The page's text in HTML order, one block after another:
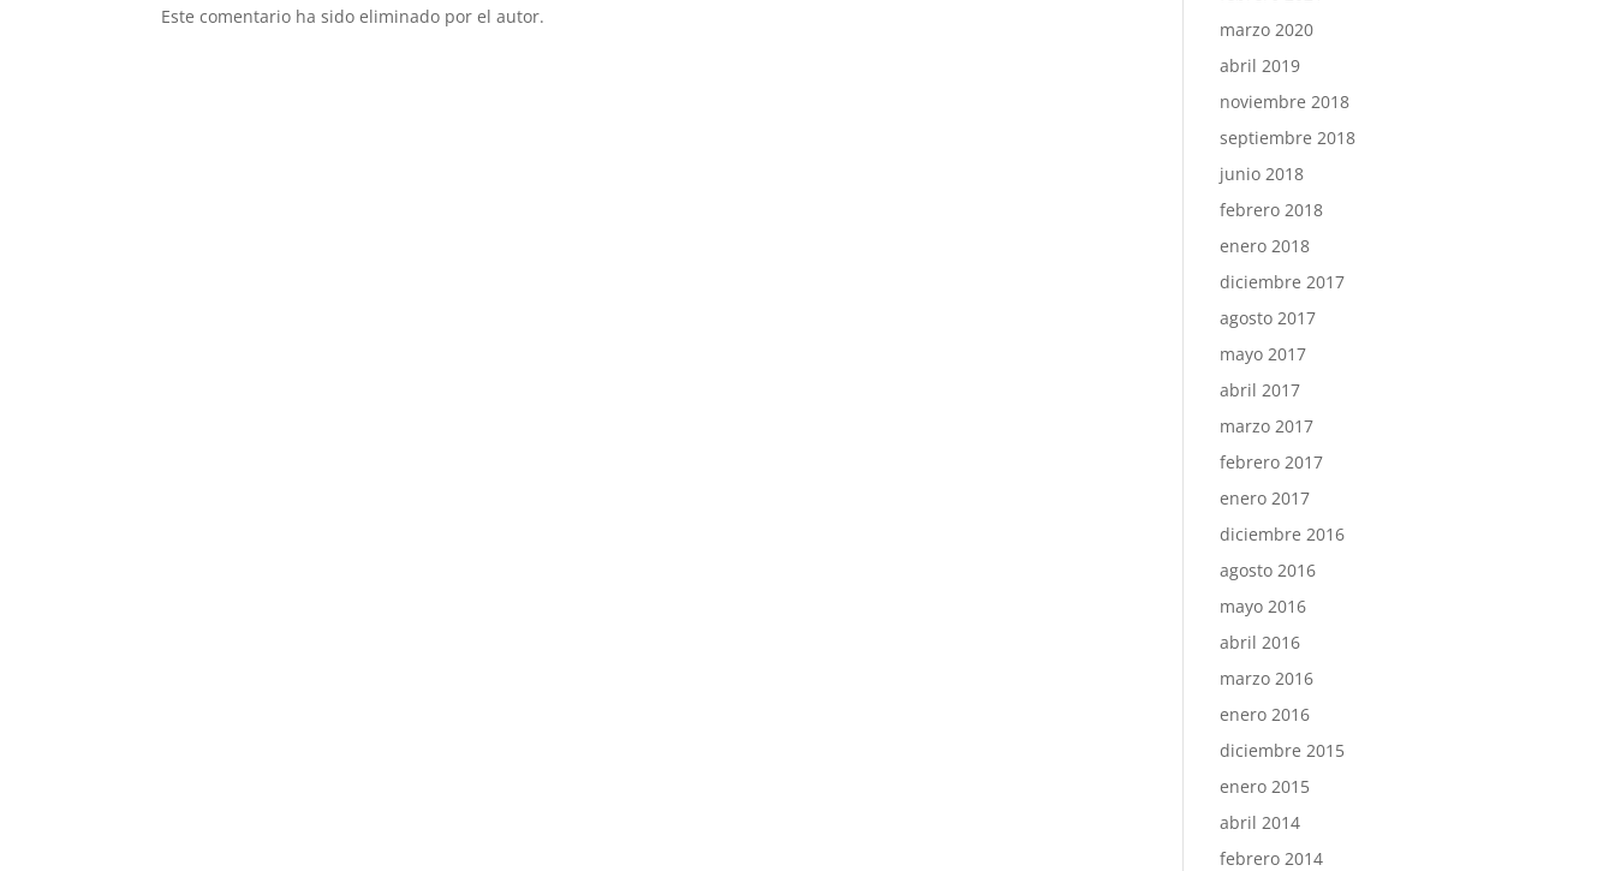
Este comentario ha sido eliminado por el autor.
marzo 2020
abril 2019
noviembre 2018
septiembre 2018
junio 2018
febrero 2018
enero 2018
diciembre 2017
agosto 2017
mayo 2017
abril 2017
marzo 2017
febrero 2017
enero 2017
diciembre 2016
agosto 2016
mayo 2016
abril 2016
marzo 2016
enero 2016
diciembre 2015
enero 2015
abril 2014
febrero 2014